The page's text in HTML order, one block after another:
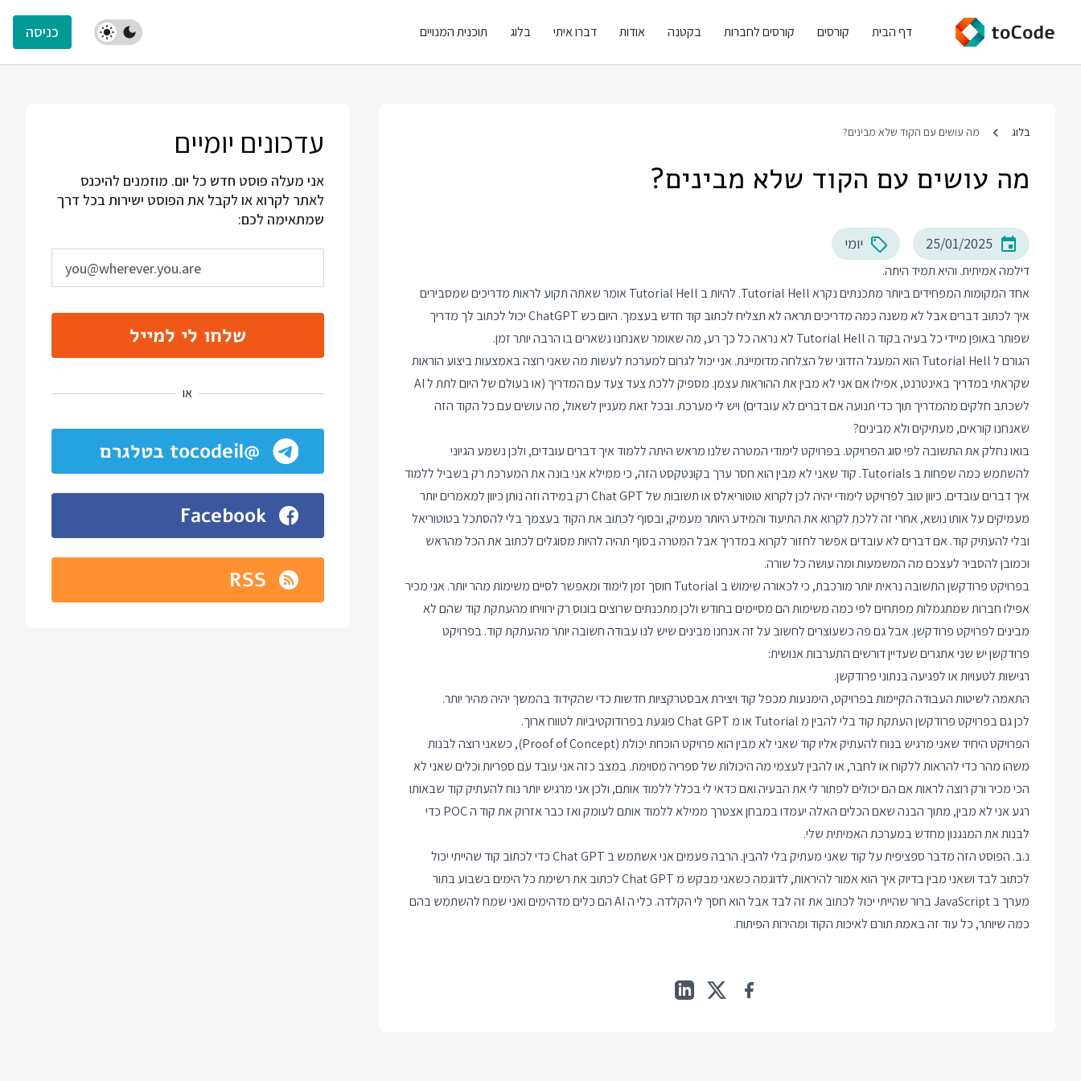
דף הבית קורסים קורסים לחברות בקטנה אודות דברו איתי בלוג תוכנית המנויים כניסה
בלוג מה עושים עם הקוד שלא מבינים?
מה עושים עם הקוד שלא מבינים?
25/01/2025 יומי
דילמה אמיתית. והיא תמיד היתה.
אחד המקומות המפחידים ביותר מתכנתים נקרא Tutorial Hell. להיות ב Tutorial Hell אומר שאתה תקוע לראות מדריכים שמסבירים
איך לכתוב דברים אבל לא משנה כמה מדריכים תראה לא תצליח לכתוב קוד חדש בעצמך. היום כש ChatGPT יכול לכתוב לך מדריך
שפותר באופן מיידי כל בעיה בקוד ה Tutorial Hell לא נראה כל כך רע, מה שאומר שאנחנו נשארים בו הרבה יותר זמן.
הגורם ל Tutorial Hell הוא המעגל הזדוני של הצלחה מדומיינת. אני יכול לגרום למערכת לעשות מה שאני רוצה באמצעות ביצוע הוראות
שקראתי במדריך באינטרנט, אפילו אם אני לא מבין את ההוראות עצמן. מספיק ללכת צעד צעד עם המדריך (או בעולם של היום לתת ל AI
לשכתב חלקים מהמדריך תוך כדי תנועה אם דברים לא עובדים) ויש לי מערכת. ובכל זאת מעניין לשאול, מה עושים עם כל הקוד הזה
שאנחנו קוראים, מעתיקים ולא מבינים?
בואו נחלק את התשובה לפי סוג הפרויקט. בפרויקט לימודי המטרה שלנו מראש היתה ללמוד איך דברים עובדים, ולכן נשמע הגיוני
להשתמש כמה שפחות ב Tutorials. קוד שאני לא מבין הוא חסר ערך בקונטקסט הזה, כי ממילא אני בונה את המערכת רק בשביל ללמוד
איך דברים עובדים. כיוון טוב לפרויקט לימודי יהיה לכן לקרוא טוטוריאלס או תשובות של Chat GPT רק במידה וזה נותן כיוון למאמרים יותר
מעמיקים על אותו נושא, אחרי זה ללכת לקרוא את התיעוד והמידע היותר מעמיק, ובסוף לכתוב את הקוד בעצמך בלי להסתכל בטוטוריאל
ובלי להעתיק קוד. אם דברים לא עובדים אפשר לחזור לקרוא במדריך אבל המטרה בסוף תהיה להיות מסוגלים לכתוב את הכל מהראש
וכמובן להסביר לעצכם מה המשמעות ומה עושה כל שורה.
בפרויקט פרודקשן התשובה נראית יותר מורכבת, כי לכאורה שימוש ב Tutorial חוסך זמן לימוד ומאפשר לסיים משימות מהר יותר. אני מכיר
אפילו חברות שמתגמלות מפתחים לפי כמה משימות הם מסיימים בחודש ולכן מתכנתים שרוצים בונוס רק ירוויחו מהעתקת קוד שהם לא
מבינים לפרויקט פרודקשן. אבל גם פה כשעוצרים לחשוב על זה אנחנו מבינים שיש לנו עבודה חשובה יותר מהעתקת קוד. בפרויקט
פרודקשן יש שני אתגרים שעדיין דורשים התערבות אנושית:
רגישות לטעויות או לפגיעה בנתוני פרודקשן.
התאמה לשיטות העבודה הקיימות בפרויקט, הימנעות מכפל קוד ויצירת אבסטרקציות חדשות כדי שהקידוד בהמשך יהיה מהיר יותר.
לכן גם בפרויקט פרודקשן העתקת קוד בלי להבין מ Tutorial או מ Chat GPT פוגעת בפרודוקטיביות לטווח ארוך.
הפרויקט היחיד שאני מרגיש בנוח להעתיק אליו קוד שאני לא מבין הוא פרויקט הוכחת יכולת (Proof of Concept), כשאני רוצה לבנות
משהו מהר כדי להראות ללקוח או לחבר, או להבין לעצמי מה היכולות של ספריה מסוימת. במצב כזה אני עובד עם ספריות וכלים שאני לא
הכי מכיר ורק רוצה לראות אם הם יכולים לפתור לי את הבעיה ואם כדאי לי בכלל ללמוד אותם, ולכן אני מרגיש יותר נוח להעתיק קוד שבאותו
רגע אני לא מבין, מתוך הבנה שאם הכלים האלה יעמדו במבחן אצטרך ממילא ללמוד אותם לעומק ואז כבר אזרוק את קוד ה POC כדי
לבנות את המנגנון מחדש במערכת האמיתית שלי.
נ.ב. הפוסט הזה מדבר ספציפית על קוד שאני מעתיק בלי להבין. הרבה פעמים אני אשתמש ב Chat GPT כדי לכתוב קוד שהייתי יכול
לכתוב לבד ושאני מבין בדיוק איך הוא אמור להיראות, לדוגמה כשאני מבקש מ Chat GPT לכתוב את רשימת כל הימים בשבוע בתור
מערך ב JavaScript ברור שהייתי יכול לכתוב את זה לבד אבל הוא חסך לי הקלדה. כלי ה AI הם כלים מדהימים ואני שמח להשתמש בהם
כמה שיותר, כל עוד זה באמת תורם לאיכות הקוד ומהירות הפיתוח.
עדכונים יומיים
אני מעלה פוסט חדש כל יום. מוזמנים להיכנס
לאתר לקרוא או לקבל את הפוסט ישירות בכל דרך
שמתאימה לכם:
שלחו לי למייל
או
@tocodeil בטלגרם
Facebook
RSS